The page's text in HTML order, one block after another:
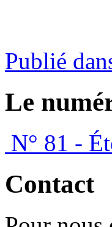
Publié
Le
N° 81 -
Contact